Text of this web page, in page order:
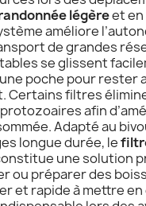
légèreet en
améliore
de grandes
se glissent
poche pour rester
Certains filtres
afin
Adapté au
longue durée, le
une solution
ou préparer des
et rapide à mettre